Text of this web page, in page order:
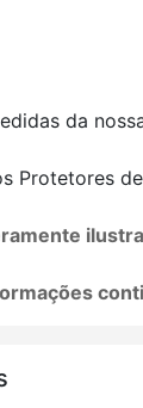
da
Protetores